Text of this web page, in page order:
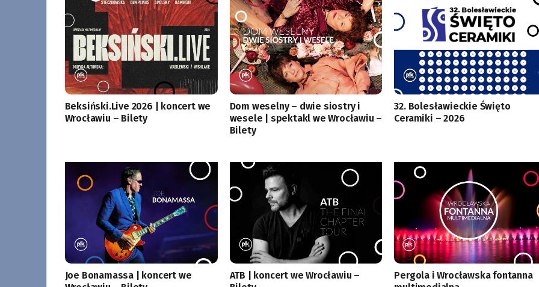
Beksiński.Live 2026 | koncert we
Wrocławiu – Bilety
Dom weselny – dwie siostry i
wesele | spektakl we Wrocławiu –
Bilety
32. Bolesławieckie Święto
Ceramiki – 2026
Joe Bonamassa | koncert we
ATB | koncert we Wrocławiu –
Pergola i Wrocławska fontanna